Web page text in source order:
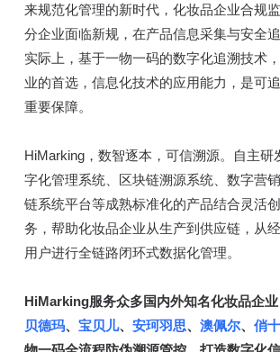
来规范化管理的新时代，化妆品企业合规
分企业面临新规，在产品信息采集与安全追
实际上，基于一物一码的数字化追溯技术
业的首选，信息化技术的应用能力，是可
重要保障。
HiMarking，数智逐本，可信溯源。自主研
字化管理系统、区块链溯源系统、数字营
链系统平台等成熟标准化的产品结合灵活
务，帮助化妆品企业从生产到供应链，从
用户进行全链路闭环式数据化管理。
HiMarking服务众多国内外知名化妆品企
贝德玛、 宝贝儿、 安珂羽思、 澳佩尔、 俏